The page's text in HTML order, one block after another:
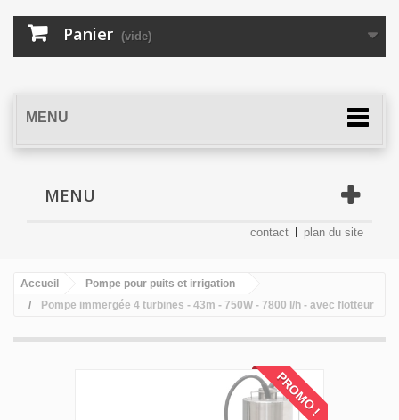
Panier (vide)
MENU
MENU
contact plan du site
Accueil
Pompe pour puits et irrigation
Pompe immergée 4 turbines - 43m - 750W - 7800 l/h - avec flotteur
PROMO !